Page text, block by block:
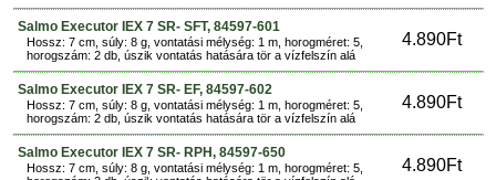
Salmo Executor IEX 7 SR- SFT, 84597-601
4.890Ft
Hossz: 7 cm, súly: 8 g, vontatási mélység: 1 m, horogméret: 5,
horogszám: 2 db, úszik vontatás hatására tör a vízfelszín alá
Salmo Executor IEX 7 SR- EF, 84597-602
4.890Ft
Hossz: 7 cm, súly: 8 g, vontatási mélység: 1 m, horogméret: 5,
horogszám: 2 db, úszik vontatás hatására tör a vízfelszín alá
Salmo Executor IEX 7 SR- RPH, 84597-650
4.890Ft
Hossz: 7 cm, súly: 8 g, vontatási mélység: 1 m, horogméret: 5,